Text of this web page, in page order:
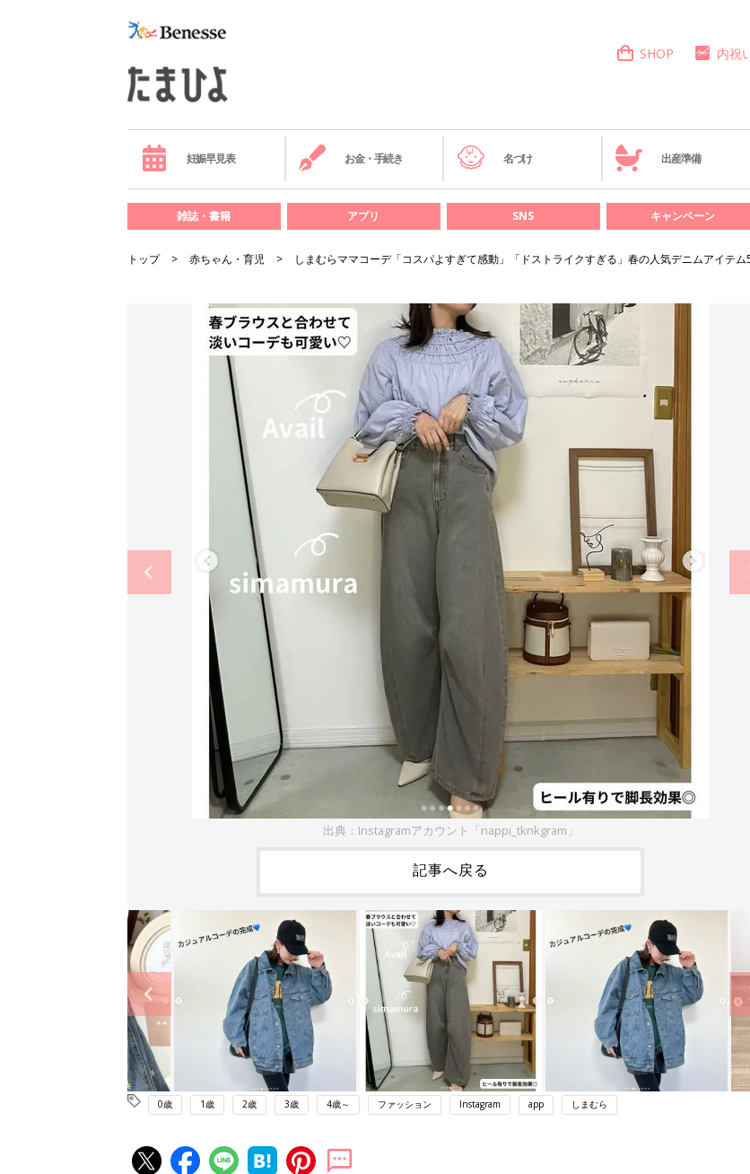
SHOP 内祝
妊娠早見表 お金・手続き 名づけ 出産準備
雑誌・書籍 アプリ SNS キャンペーン
トップ 赤ちゃん・育児 しまむらママコーデ「コスパよすぎて感動」「ドストライクすぎる」春の人気デニムアイテム
出典：Instagramアカウント「nappi_tknkgram」
記事へ戻る
0歳 1歳 2歳 3歳 4歳～ ファッション Instagram app しまむら